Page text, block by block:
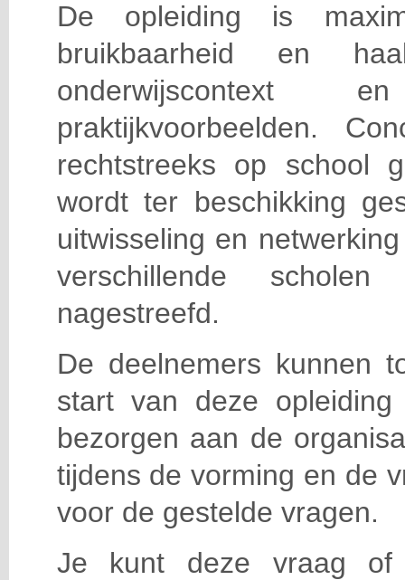
De opleiding is
bruikbaarheid en
praktijkvoorbeelden.
rechtstreeks op school
wordt ter beschikking
uitwisseling en
verschillende scholen
nagestreefd.
De deelnemers kunnen
start van deze
bezorgen aan de
tijdens de vorming en de
voor de gestelde vragen.
Je kunt deze vraag of